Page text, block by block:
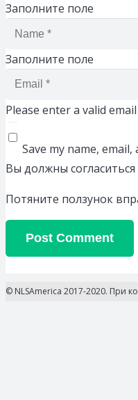
Заполните поле
Заполните поле
Please enter a valid
Save my name,
Вы должны
Потяните ползунок
Post Comment
© NLSAmerica 2017-2020. При